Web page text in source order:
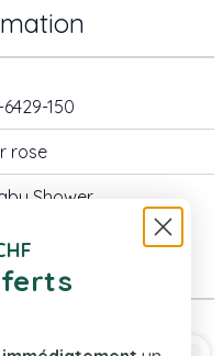
6429-150
rose
Shower